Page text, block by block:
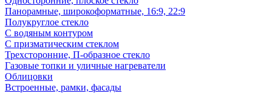
Панорамные, широкоформатные, 16:9, 22:9
Полукруглое стекло
С водяным контуром
С призматическим стеклом
Трехсторонние, П-образное стекло
Газовые топки и уличные нагреватели
Облицовки
Встроенные, рамки, фасады